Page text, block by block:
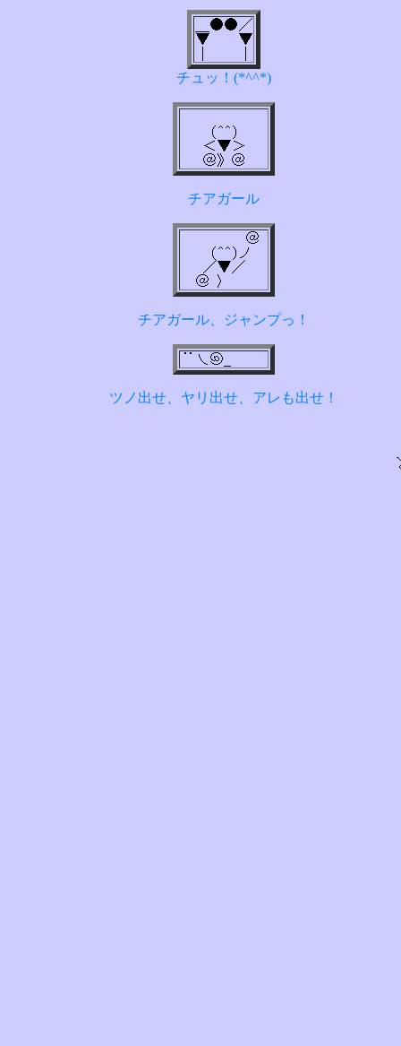
チュッ！(*^^*)
チアガール
チアガール、ジャンプっ！
ツノ出せ、ヤリ出せ、アレも出せ！